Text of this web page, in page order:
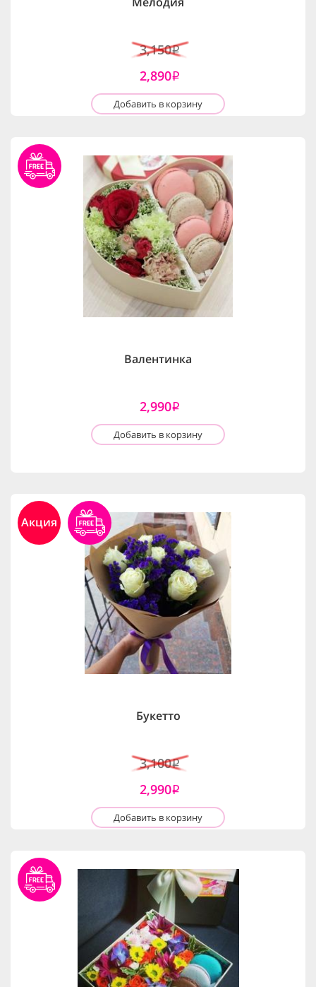
3,150i
2,890i
Добавить в корзину
Валентинка
2,990i
Добавить в корзину
Акция
Букетто
3,100i
2,990i
Добавить в корзину